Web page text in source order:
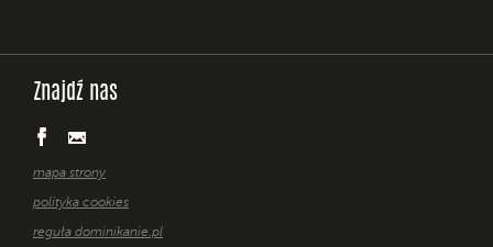
Znajdź nas
mapa strony
polityka cookies
reguła dominikanie.pl